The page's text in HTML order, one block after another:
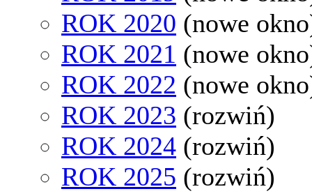
ROK 2020 (nowe
ROK 2021 (nowe
ROK 2022 (nowe
ROK 2023 (rozwiń)
ROK 2024 (rozwiń)
ROK 2025 (rozwiń)